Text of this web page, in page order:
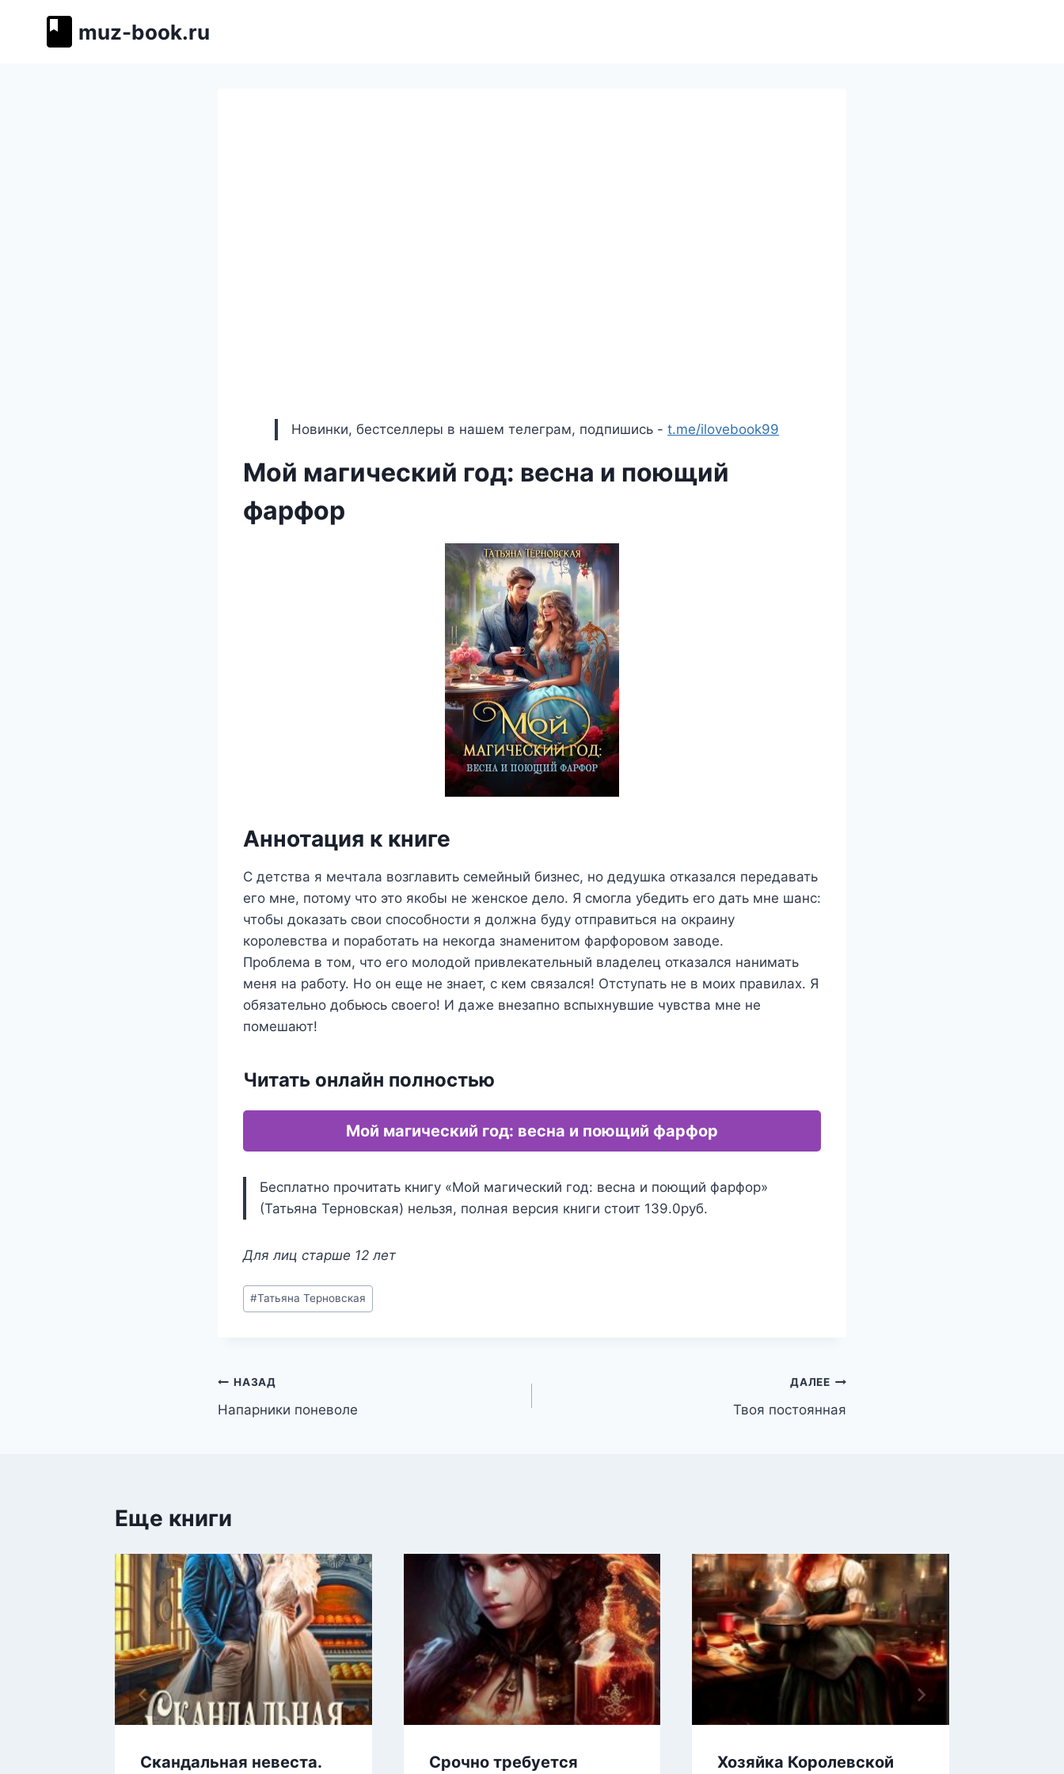
muz-book.ru
Новинки, бестселлеры в нашем телеграм, подпишись - t.me/ilovebook99
Мой магический год: весна и поющий
фарфор
Аннотация к книге
С детства я мечтала возглавить семейный бизнес, но дедушка отказался передавать
его мне, потому что это якобы не женское дело. Я смогла убедить его дать мне шанс:
чтобы доказать свои способности я должна буду отправиться на окраину
королевства и поработать на некогда знаменитом фарфоровом заводе.
Проблема в том, что его молодой привлекательный владелец отказался нанимать
меня на работу. Но он еще не знает, с кем связался! Отступать не в моих правилах. Я
обязательно добьюсь своего! И даже внезапно вспыхнувшие чувства мне не
помешают!
Читать онлайн полностью
Мой магический год: весна и поющий фарфор
Бесплатно прочитать книгу «Мой магический год: весна и поющий фарфор»
(Татьяна Терновская) нельзя, полная версия книги стоит 139.0руб.
Для лиц старше 12 лет
Метки
записи:
#Татьяна Терновская
Навигация
по
НАЗАД
Напарники поневоле
ДАЛЕЕ
Твоя постоянная
Еще книги
Скандальная невеста. Срочно требуется Хозяйка Королевской